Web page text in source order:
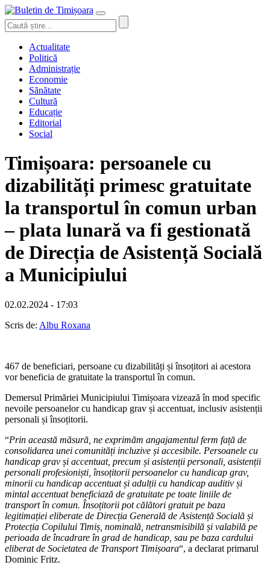
Actualitate
Politică
Administrație
Economie
Sănătate
Cultură
Educație
Editorial
Social
Timișoara: persoanele cu
dizabilități primesc gratuitate
la transportul în comun urban
– plata lunară va fi gestionată
de Direcția de Asistență Socială
a Municipiului
02.02.2024 - 17:03
Scris de: Albu Roxana
467 de beneficiari, persoane cu dizabilități și însoțitori ai acestora
vor beneficia de gratuitate la transportul în comun.
Demersul Primăriei Municipiului Timișoara vizează în mod specific
nevoile persoanelor cu handicap grav și accentuat, inclusiv asistenții
personali și însoțitorii.
“Prin această măsură, ne exprimăm angajamentul ferm față de
consolidarea unei comunități incluzive și accesibile. Persoanele cu
handicap grav și accentuat, precum și asistenții personali, asistenții
personali profesioniști, însoțitorii persoanelor cu handicap grav,
minorii cu handicap accentuat și adulții cu handicap auditiv și
mintal accentuat beneficiază de gratuitate pe toate liniile de
transport în comun. Însoțitorii pot călători gratuit pe baza
legitimației eliberate de Direcția Generală de Asistență Socială și
Protecția Copilului Timiș, nominală, netransmisibilă și valabilă pe
perioada de încadrare în grad de handicap, sau pe baza cardului
eliberat de Societatea de Transport Timișoara“, a declarat primarul
Dominic Fritz.